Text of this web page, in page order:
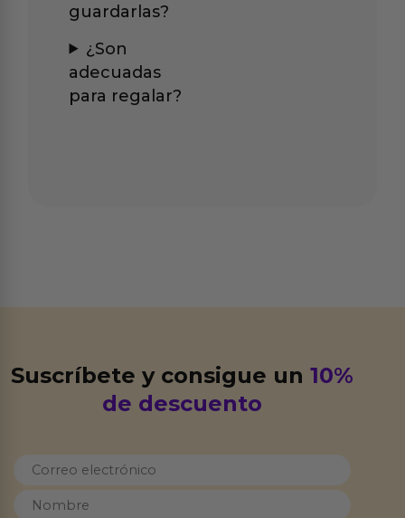
guardarlas?
¿Son
adecuadas
para regalar?
Suscríbete y consigue un10%
de descuento